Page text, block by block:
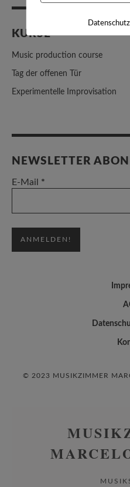
KURSE
Music production course
Tag der offenen Tür
Experimentelle Improvisation
NEWSLETTER
E-Mail *
© 2023 MUSIKZIMMER
Datenschutz